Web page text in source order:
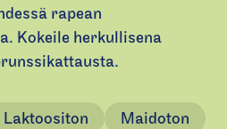
rapean
Kokeile herkullisena
Laktoositon
Maidoton